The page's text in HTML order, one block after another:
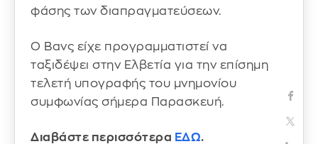
φάσης των διαπραγματεύσεων.
Ο Βανς είχε προγραμματιστεί να
ταξιδέψει στην Ελβετία για την επίσημη
τελετή υπογραφής του μνημονίου
συμφωνίας σήμερα Παρασκευή.
Διαβάστε περισσότερα ΕΔΩ.